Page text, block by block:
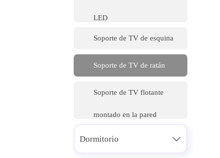
LED
Soporte de TV de esquina
Soporte de TV de ratán
Soporte de TV flotante
montado en la pared
Dormitorio 